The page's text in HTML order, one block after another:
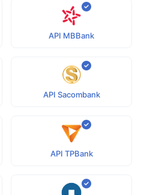
API MBBank
API Sacombank
API TPBank